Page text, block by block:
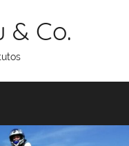
& Co.